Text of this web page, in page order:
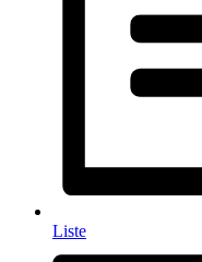
Liste